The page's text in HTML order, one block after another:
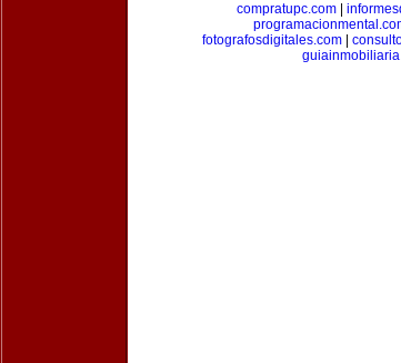
compratupc.com
fotografosdigitales.com